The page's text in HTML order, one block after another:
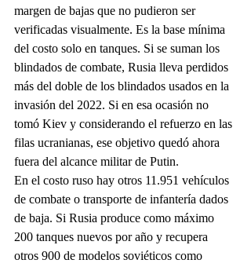
margen de bajas que no pudieron ser
verificadas visualmente. Es la base mínima
del costo solo en tanques. Si se suman los
blindados de combate, Rusia lleva perdidos
más del doble de los blindados usados en la
invasión del 2022. Si en esa ocasión no
tomó Kiev y considerando el refuerzo en las
filas ucranianas, ese objetivo quedó ahora
fuera del alcance militar de Putin.
En el costo ruso hay otros 11.951 vehículos
de combate o transporte de infantería dados
de baja. Si Rusia produce como máximo
200 tanques nuevos por año y recupera
otros 900 de modelos soviéticos como